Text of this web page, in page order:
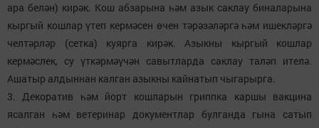
ара белән) кирәк. Кош абзарына һәм азык саклау биналарына
кыргый кошлар үтеп кермәсен өчен тәрәзәләргә һәм ишекләргә
челтәрләр (сетка) куярга кирәк. Азыкны кыргый кошлар
кермәслек, су үткәрмәүчән савытларда саклау таләп ителә.
Ашатыр алдыннан калган азыкны кайнатып чыгарырга.
3. Декоратив һәм йорт кошларын гриппка каршы вакцина
ясалган һәм ветеринар документлар булганда гына сатып